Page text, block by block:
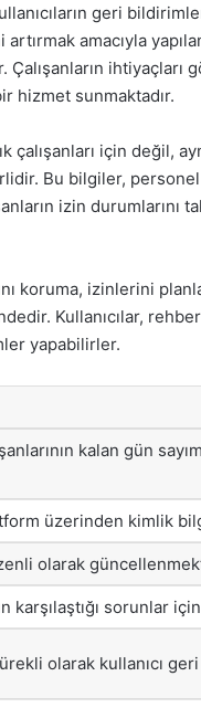
geri
amacıyla
Çalışanların
hizmet sunmaktadır.
çalışanları için değil,
Bu bilgiler, personel
izin durumlarını
koruma, izinlerini
Kullanıcılar,
yapabilirler.
kalan gün
üzerinden kimlik
olarak
karşılaştığı sorunlar
olarak kullanıcı